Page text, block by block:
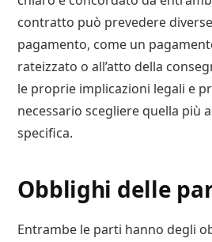
contratto può prevedere
pagamento, come un
rateizzato o all’atto della
le proprie implicazioni legali e
necessario scegliere quella più
specifica.
Obblighi delle
Entrambe le parti hanno degli